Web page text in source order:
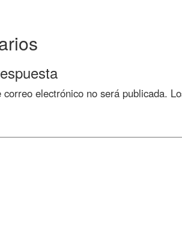
correo electrónico no será publicada.